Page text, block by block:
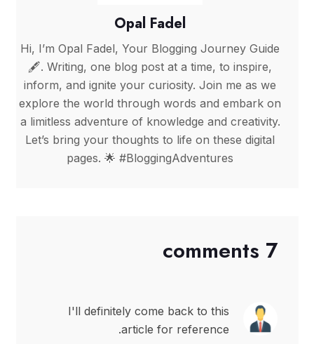
Opal Fadel
Hi, I’m Opal Fadel, Your Blogging Journey Guide
🖋️. Writing, one blog post at a time, to inspire,
inform, and ignite your curiosity. Join me as we
explore the world through words and embark on
a limitless adventure of knowledge and creativity.
Let’s bring your thoughts to life on these digital
pages. 🌟 #BloggingAdventures
7 comments
I'll definitely come back to this
article for reference.